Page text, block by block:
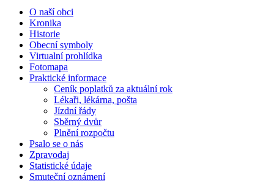
O naší obci
Kronika
Historie
Obecní symboly
Virtualní prohlídka
Fotomapa
Praktické informace
Ceník poplatků za aktuální rok
Lékaři, lékárna, pošta
Jízdní řády
Sběrný dvůr
Plnění rozpočtu
Psalo se o nás
Zpravodaj
Statistické údaje
Smuteční oznámení